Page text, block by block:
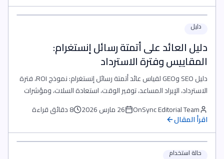
دليل
دليل العائد على أتمتة رسائل إنستغرام:
المقاييس وفترة الاسترداد
دليل SEO وGEO لقياس عائد أتمتة رسائل إنستغرام: نموذج ROI، فترة
الاسترداد، الإيراد المساعد، توفير الوقت، استعادة السلات، ومؤشرات
الربحية لفرق التجارة الإلكترونية.
OnSync Editorial Team 26 مارس 2026 8 دقائق قراءة
اقرأ المقال
حالة استخدام